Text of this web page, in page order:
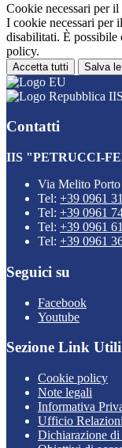
Cookie necessari per
I cookie necessari per
disabilitati. È possibile
policy.
Accetta tutti Salva
Contatti
IIS "PETRUCCI-
Via Melito
Tel: +39 0961
Tel: +39 0961
Tel: +39 0961
Tel: +39 0961
Seguici su
Facebook
Youtube
Sezione Link Utili
Cookie policy
Note legali
Informativa
Ufficio
Dichiarazione di